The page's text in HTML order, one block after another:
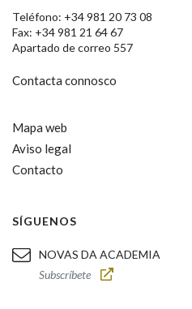
Teléfono: +34 981 20 73 08
Fax: +34 981 21 64 67
Apartado de correo 557
Contacta connosco
Mapa web
Aviso legal
Contacto
SÍGUENOS
NOVAS DA ACADEMIA
Subscríbete